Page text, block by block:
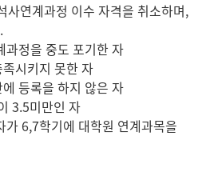
사연계과정 이수 자격을 취소하며,
과정을 중도 포기한 자
시키지 못한 자
등록을 하지 않은 자
3.5미만인 자
6,7학기에 대학원 연계과목을